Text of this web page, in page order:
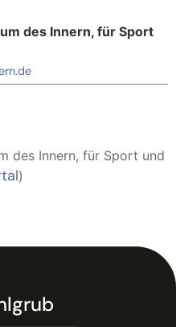
des Innern, für Sport
des Innern, für Sport und
)